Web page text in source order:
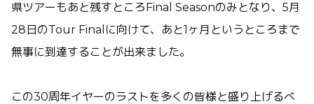
県ツアーもあと残すところFinal Seasonのみとなり、5月
28日のTour Finalに向けて、あと1ヶ月というところまで
無事に到達することが出来ました。
この30周年イヤーのラストを多くの皆様と盛り上げるべ